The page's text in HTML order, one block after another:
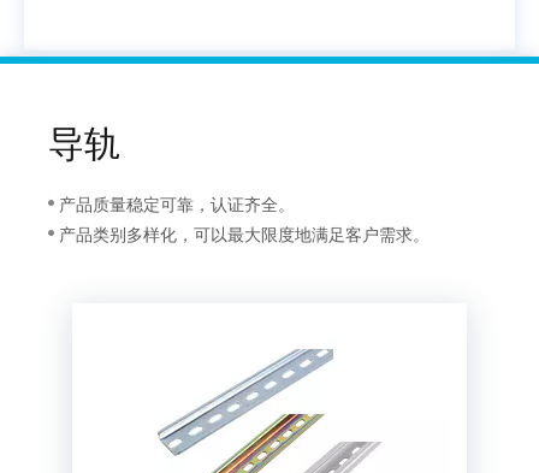
导轨
产品质量稳定可靠，认证齐全。
产品类别多样化，可以最大限度地满足客户需求。